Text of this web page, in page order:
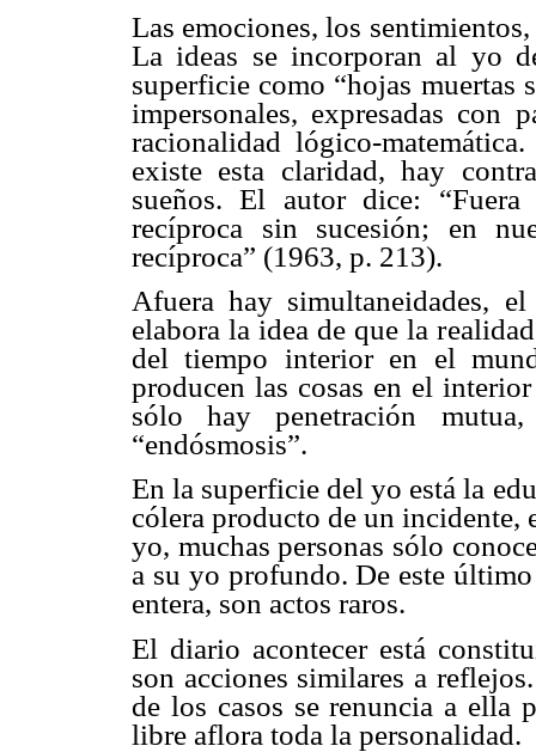
Las emociones, los
La ideas se incorporan al yo
superficie como “hojas muertas
impersonales, expresadas con
racionalidad lógico-
existe esta claridad, hay
sueños. El autor dice: “Fuera
recíproca sin sucesión; en
recíproca” (1963, p. 213).
Afuera hay simultaneidades,
elabora la idea de que la
del tiempo interior en el
producen las cosas en el
sólo hay penetración
“endósmosis”.
En la superficie del yo está la
cólera producto de un incidente,
yo, muchas personas sólo
a su yo profundo. De este
entera, son actos raros.
El diario acontecer está
son acciones similares a
de los casos se renuncia a ella
libre aflora toda la personalidad.